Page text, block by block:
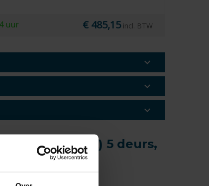
uur € 485,15 incl. BTW
(type 8YA) 5 deurs,